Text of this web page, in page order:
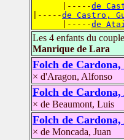
      |-----
de
|-----de Castro,
      |-----
de
Les 4 enfants du couple
Manrique de Lara
Folch de Cardona,
× d'Aragon, Alfonso
Folch de Cardona,
× de Beaumont, Luis
Folch de Cardona,
× de Moncada, Juan